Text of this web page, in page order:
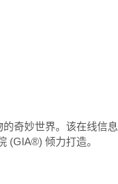
奇妙世界。该在线信息
(GIA®) 倾力打造。